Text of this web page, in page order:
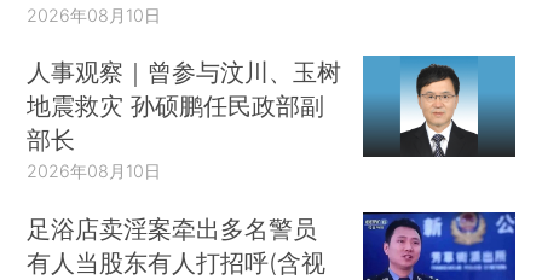
2026年08月10日
人事观察｜曾参与汶川、玉树
地震救灾 孙硕鹏任民政部副
部长
2026年08月10日
足浴店卖淫案牵出多名警员
有人当股东有人打招呼(含视